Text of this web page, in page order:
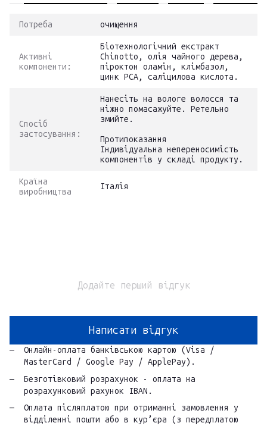
Потреба очищення
Активні
компоненти:
Біотехнологічний екстракт
Chinotto, олія чайного дерева,
піроктон оламін, клімбазол,
цинк РСА, саліцилова кислота.
Спосіб
застосування:
Нанесіть на вологе волосся та
ніжно помасажуйте. Ретельно
змийте.
Протипоказання
Індивідуальна непереносимість
компонентів у складі продукту.
Країна
виробництва
Італія
Додайте перший відгук
Написати відгук
Онлайн-оплата банківською картою (Visa /
MasterCard / Google Pay / ApplePay).
Безготівковий розрахунок - оплата на
розрахунковий рахунок IBAN.
Оплата післяплатою при отриманні замовлення у
відділенні пошти або в кур’єра (з передплатою